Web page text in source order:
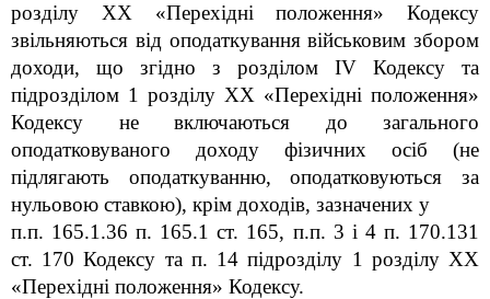
розділу XX «Перехідні положення» Кодексу
звільняються від оподаткування військовим збором
доходи, що згідно з розділом IV Кодексу та
підрозділом 1 розділу XX «Перехідні положення»
Кодексу не включаються до загального
оподатковуваного доходу фізичних осіб (не
підлягають оподаткуванню, оподатковуються за
нульовою ставкою), крім доходів, зазначених у
п.п. 165.1.36 п. 165.1 ст. 165, п.п. 3 і 4 п. 170.131
ст. 170 Кодексу та п. 14 підрозділу 1 розділу XX
«Перехідні положення» Кодексу.